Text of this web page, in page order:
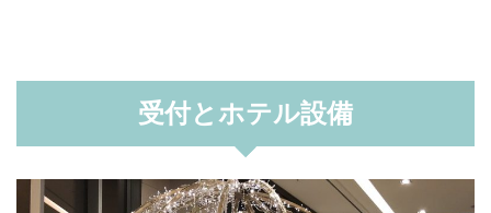
受付とホテル設備